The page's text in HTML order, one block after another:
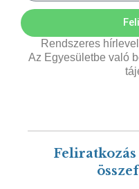
Rendszeres
Az Egyesületbe való